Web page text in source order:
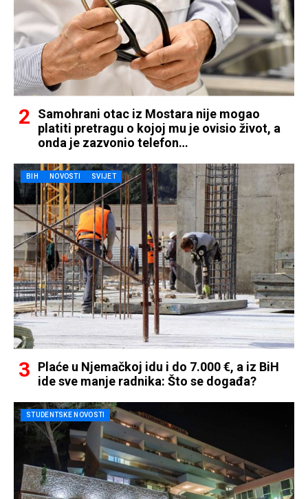
Samohrani otac iz Mostara nije mogao
platiti pretragu o kojoj mu je ovisio život, a
onda je zazvonio telefon…
BIH NOVOSTI SVIJET
Plaće u Njemačkoj idu i do 7.000 €, a iz BiH
ide sve manje radnika: Što se događa?
STUDENTSKE NOVOSTI